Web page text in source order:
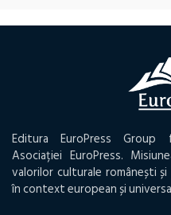
Editura EuroPress Group
Asociației EuroPress.
valorilor culturale românești
în context european și